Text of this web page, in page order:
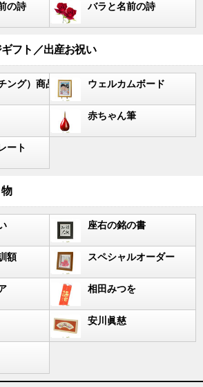
の詩 バラと名前の詩
フト／出産お祝い
ング）商品 ウェルカムボード
赤ちゃん筆
ート
座右の銘の書
額 スペシャルオーダー
相田みつを
安川眞慈